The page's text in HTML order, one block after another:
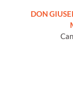
DON